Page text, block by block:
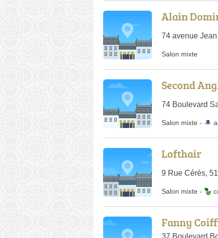
Alain
74 avenue
Salon mixte
Second
74 Boulevard
Salon mixte -
Lofthair
9 Rue Cérès,
Salon mixte -
Fanny
37 Boulevard